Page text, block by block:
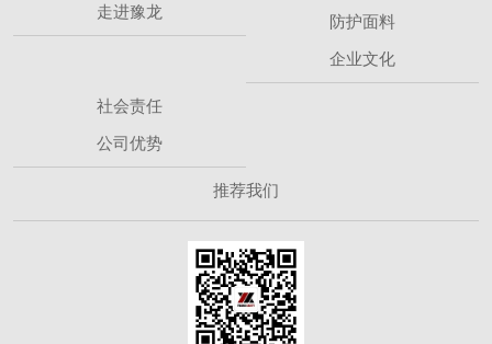
走进豫龙
防护面料
企业文化
社会责任
公司优势
推荐我们